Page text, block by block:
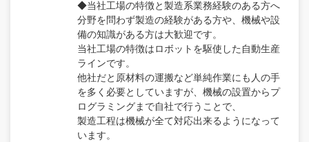
◆当社工場の特徴と製造系業務経験のある方へ
分野を問わず製造の経験がある方や、機械や設
備の知識がある方は大歓迎です。
当社工場の特徴はロボットを駆使した自動生産
ラインです。
他社だと原材料の運搬など単純作業にも人の手
を多く必要としていますが、機械の設置からプ
ログラミングまで自社で行うことで、
製造工程は機械が全て対応出来るようになって
います。